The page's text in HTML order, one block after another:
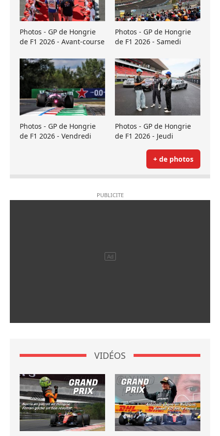
Photos - GP de Hongrie
de F1 2026 - Avant-course
Photos - GP de Hongrie
de F1 2026 - Samedi
Photos - GP de Hongrie
de F1 2026 - Vendredi
Photos - GP de Hongrie
de F1 2026 - Jeudi
+ de photos
VIDÉOS